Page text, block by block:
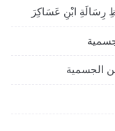
رِسَالَةِ ابْنِ عَسَاكِرَ
الجسمية